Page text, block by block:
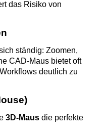
das Risiko von
ständig: Zoomen,
CAD‑Maus bietet oft
deutlich zu
3D‑Maus die perfekte